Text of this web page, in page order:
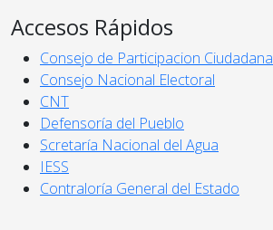
Accesos Rápidos
Consejo de Participacion Ciudadana
Consejo Nacional Electoral
CNT
Defensoría del Pueblo
Scretaría Nacional del Agua
IESS
Contraloría General del Estado